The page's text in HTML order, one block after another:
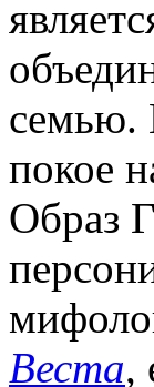
семью.
покое
Образ
Веста,